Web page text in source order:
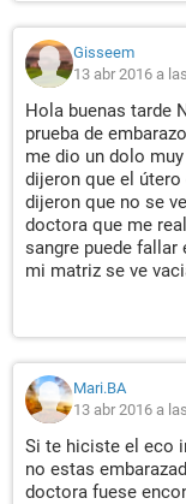
Gisseem
13 abr 2016 a
Hola buenas tarde
prueba de
me dio un dolo
dijeron que el útero
dijeron que no se
doctora que me
sangre puede fallar
mi matriz se ve
Mari.BA
13 abr 2016 a
Si te hiciste el eco
no estas
doctora fuese